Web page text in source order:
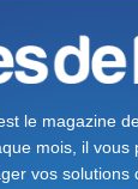
le magazine
mois, il vous
vos solutions